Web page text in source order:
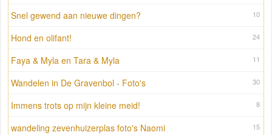
10
Snel gewend aan nieuwe dingen?
24
Hond en olifant!
11
Faya & Myla en Tara & Myla
30
Wandelen in De Gravenbol - Foto's
8
Immens trots op mijn kleine meid!
15
wandeling zevenhuizerplas foto's Naomi